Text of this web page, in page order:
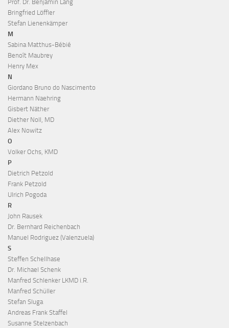
Prof. Dr. Benjamin Lang
Bringfried Löffler
Stefan Lienenkämper
M
Sabina Matthus-Bébié
Benoît Maubrey
Henry Mex
N
Giordano Bruno do Nascimento
Hermann Naehring
Gisbert Näther
Diether Noll, MD
Alex Nowitz
O
Volker Ochs, KMD
P
Dietrich Petzold
Frank Petzold
Ulrich Pogoda
R
John Rausek
Dr. Bernhard Reichenbach
Manuel Rodriguez (Valenzuela)
S
Steffen Schellhase
Dr. Michael Schenk
Manfred Schlenker LKMD i.R.
Manfred Schüller
Stefan Sluga
Andreas Frank Staffel
Susanne Stelzenbach